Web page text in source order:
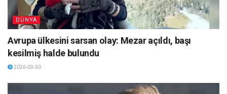
DÜNYA
Avrupa ülkesini sarsan olay: Mezar açıldı, başı
kesilmiş halde bulundu
2026-03-30